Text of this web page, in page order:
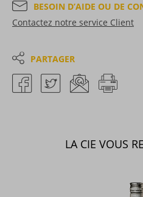
BESOIN D’AIDE OU DE
Contactez notre service Client
PARTAGER
LA CIE VOUS